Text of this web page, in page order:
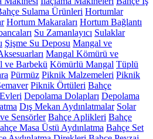
Sulama Ürünleri Hortumlar
Hortum Makaraları Hortum Bağlantı
Su Zamanlayıcı Sulaklar
Şişme Su Deposu Mangal ve
Mangal Kömürü ve
ve Barbekü Kömürlü Mangal Tüplü
Pürmüz Piknik Malzemeleri Piknik
Piknik Örtüleri Bahçe
Depolama Dolapları Depolama
Dış Mekan Aydınlatmalar Solar
Sensörler Bahçe Aplikleri Bahçe
Masa Üstü Aydınlatma Bahçe Set